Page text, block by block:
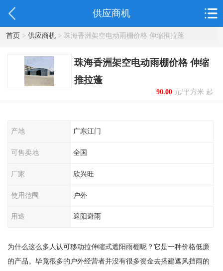
供应商机
首页> 供应商机> 珠海香洲架空电动雨棚价格 伸缩推拉蓬
珠海香洲架空电动雨棚价格 伸缩
推拉蓬
90.00元/平方米 起
产地 广东江门
可售卖地 全国
厂家 欣兴旺
使用范围 户外
用途 遮阳避雨
为什么这么多人认可移动拉伸缩式遮阳雨棚呢？它是一种价格低廉
的产品。毕竟很多的户外经营者并没有很多资金去搭建遮风挡雨的